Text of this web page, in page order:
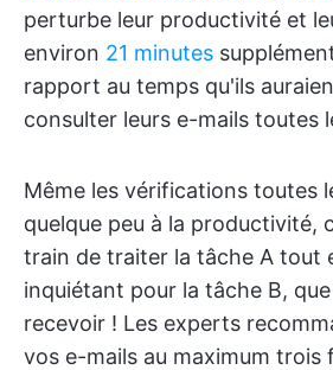
perturbe leur productivité et
environ 21 minutes
rapport au temps qu'ils
consulter leurs e-mails toutes
Même les vérifications toutes
quelque peu à la productivité,
train de traiter la tâche A tout
inquiétant pour la tâche B,
recevoir ! Les experts
vos e-mails au maximum trois